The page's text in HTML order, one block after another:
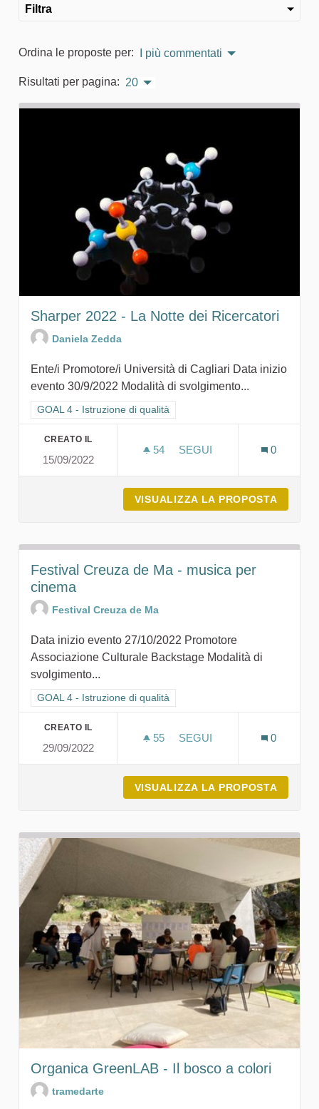
Filtra
Ordina le proposte per: I più commentati
Risultati per pagina: 20
Sharper 2022 - La Notte dei Ricercatori
Daniela Zedda
Ente/i Promotore/i Università di Cagliari Data inizio
evento 30/9/2022 Modalità di svolgimento...
Filtra i risultati per categoria: GOAL 4 - Istruzione di qualità
GOAL 4 - Istruzione di qualità
CREATO IL
15/09/2022
54 54 SOSTENITORI
SEGUI
0
VISUALIZZA LA PROPOSTA
Festival Creuza de Ma - musica per
cinema
Festival Creuza de Ma
Data inizio evento 27/10/2022 Promotore
Associazione Culturale Backstage Modalità di
svolgimento...
Filtra i risultati per categoria: GOAL 4 - Istruzione di qualità
GOAL 4 - Istruzione di qualità
CREATO IL
29/09/2022
55 55 SOSTENITORI
SEGUI
0
VISUALIZZA LA PROPOSTA
Organica GreenLAB - Il bosco a colori
tramedarte